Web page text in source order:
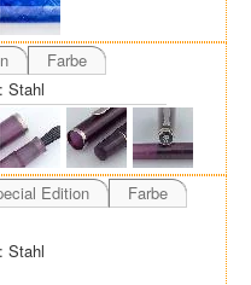
Farbe
Stahl
Edition
Farbe
Stahl